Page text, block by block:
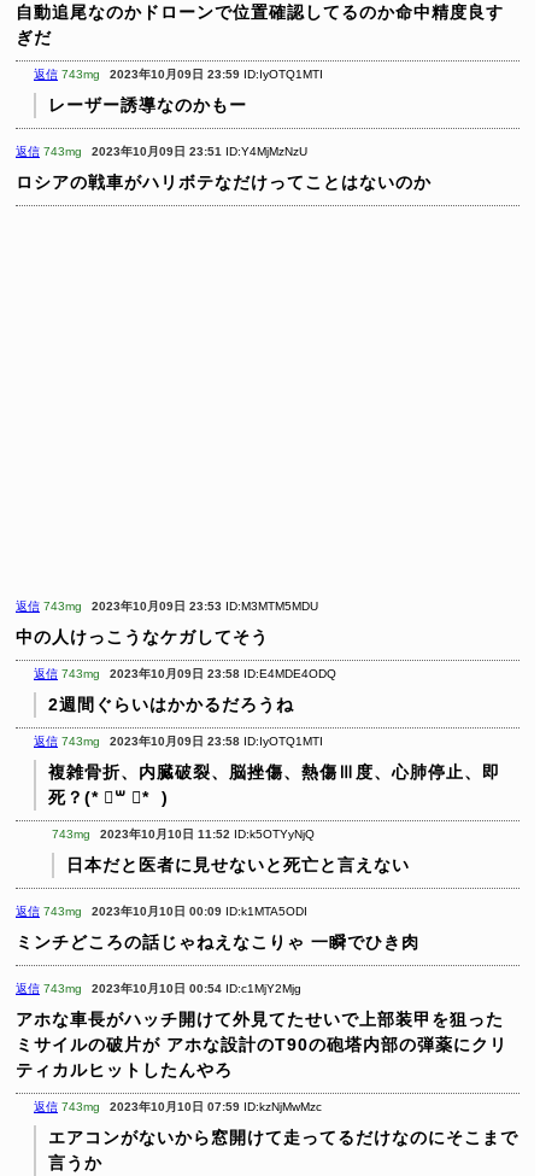
自動追尾なのかドローンで位置確認してるのか命中精度良す
ぎだ
返信 743mg 2023年10月09日 23:59 ID:IyOTQ1MTI
レーザー誘導なのかもー
返信 743mg 2023年10月09日 23:51 ID:Y4MjMzNzU
ロシアの戦車がハリボテなだけってことはないのか
返信 743mg 2023年10月09日 23:53 ID:M3MTM5MDU
中の人けっこうなケガしてそう
返信 743mg 2023年10月09日 23:58 ID:E4MDE4ODQ
2週間ぐらいはかかるだろうね
返信 743mg 2023年10月09日 23:58 ID:IyOTQ1MTI
複雑骨折、内臓破裂、脳挫傷、熱傷Ⅲ度、心肺停止、即
死？(* ॑꒳ ॑* )
743mg 2023年10月10日 11:52 ID:k5OTYyNjQ
日本だと医者に見せないと死亡と言えない
返信 743mg 2023年10月10日 00:09 ID:k1MTA5ODI
ミンチどころの話じゃねえなこりゃ 一瞬でひき肉
返信 743mg 2023年10月10日 00:54 ID:c1MjY2Mjg
アホな車長がハッチ開けて外見てたせいで上部装甲を狙った
ミサイルの破片が アホな設計のT90の砲塔内部の弾薬にクリ
ティカルヒットしたんやろ
返信 743mg 2023年10月10日 07:59 ID:kzNjMwMzc
エアコンがないから窓開けて走ってるだけなのにそこまで
言うか